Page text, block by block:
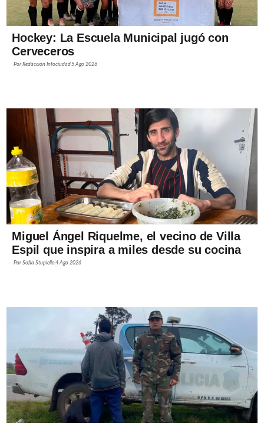
Hockey: La Escuela Municipal jugó con
Cerveceros
PorRedacción Infociudad 5 Ago 2026
Miguel Ángel Riquelme, el vecino de Villa
Espil que inspira a miles desde su cocina
PorSofía Stupiello4 Ago 2026